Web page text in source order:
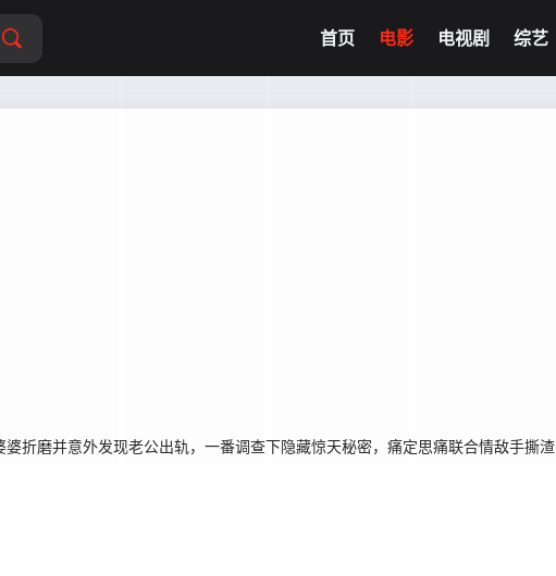
首页 电影 电视剧 综艺
折磨并意外发现老公出轨，一番调查下隐藏惊天秘密，痛定思痛联合情敌手撕渣